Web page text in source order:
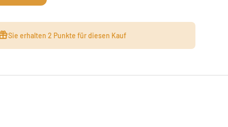
Sie erhalten2 Punkte für diesen Kauf